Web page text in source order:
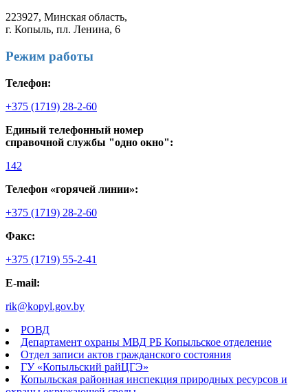
223927, Минская область,
г. Копыль, пл. Ленина, 6
Режим работы
Телефон:
+375 (1719) 28-2-60
Единый телефонный номер
справочной службы "одно окно":
142
Телефон «горячей линии»:
+375 (1719) 28-2-60
Факс:
+375 (1719) 55-2-41
E-mail:
rik@kopyl.gov.by
РОВД
Департамент охраны МВД РБ Копыльское отделение
Отдел записи актов гражданского состояния
ГУ «Копыльский райЦГЭ»
Копыльская районная инспекция природных ресурсов и